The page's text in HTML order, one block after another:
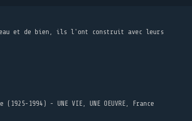
et de bien, ils l'ont construit avec leurs
1994) - UNE VIE, UNE OEUVRE, France